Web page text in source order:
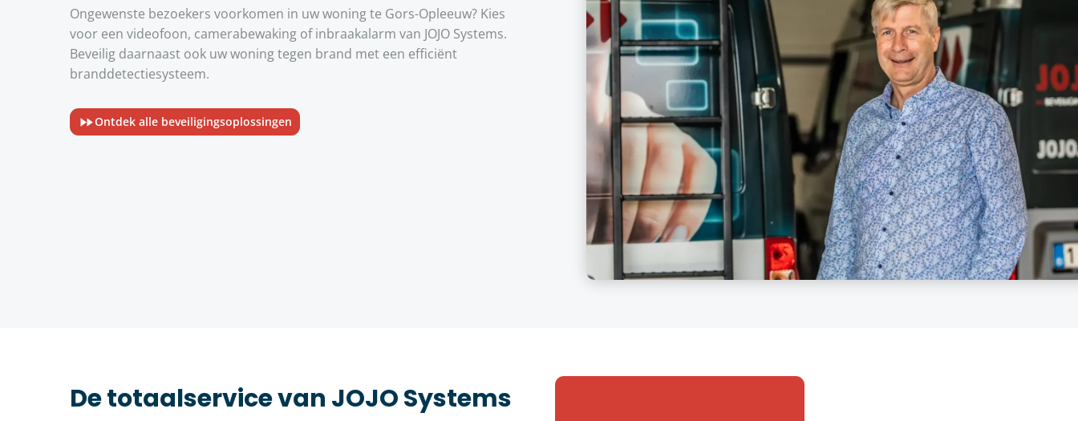
Ongewenste bezoekers voorkomen in uw woning te Gors-Opleeuw? Kies
voor een videofoon, camerabewaking of inbraakalarm van JOJO Systems.
Beveilig daarnaast ook uw woning tegen brand met een efficiënt
branddetectiesysteem.
Ontdek alle beveiligingsoplossingen
De totaalservice van JOJO Systems